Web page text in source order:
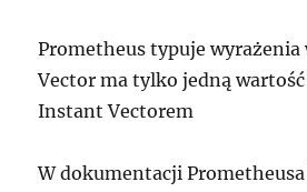
Prometheus typuje wyrażenia
Vector ma tylko jedną
Instant Vectorem
W dokumentacji